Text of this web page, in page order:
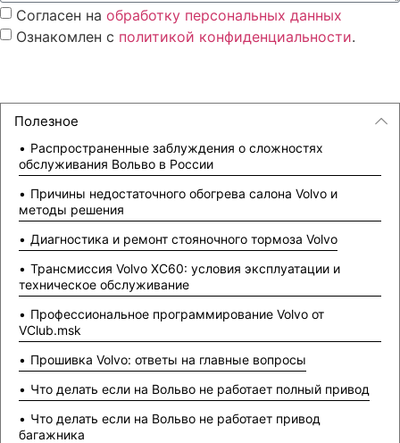
Согласен на обработку персональных данных
Ознакомлен с политикой конфиденциальности.
Полезное
Распространенные заблуждения о сложностях
обслуживания Вольво в России
Причины недостаточного обогрева салона Volvo и
методы решения
Диагностика и ремонт стояночного тормоза Volvo
Трансмиссия Volvo XC60: условия эксплуатации и
техническое обслуживание
Профессиональное программирование Volvo от
VClub.msk
Прошивка Volvo: ответы на главные вопросы
Что делать если на Вольво не работает полный привод
Что делать если на Вольво не работает привод
багажника